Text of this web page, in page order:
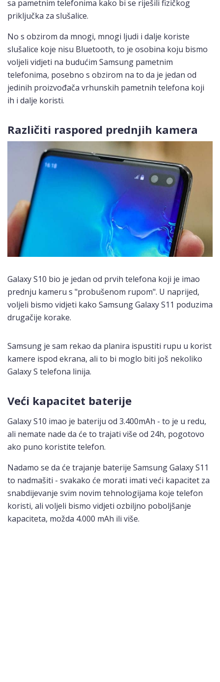
sa pametnim telefonima kako bi se riješili fizičkog
priključka za slušalice.
No s obzirom da mnogi, mnogi ljudi i dalje koriste
slušalice koje nisu Bluetooth, to je osobina koju bismo
voljeli vidjeti na budućim Samsung pametnim
telefonima, posebno s obzirom na to da je jedan od
jedinih proizvođača vrhunskih pametnih telefona koji
ih i dalje koristi.
Različiti raspored prednjih kamera
Galaxy S10 bio je jedan od prvih telefona koji je imao
prednju kameru s "probušenom rupom". U naprijed,
voljeli bismo vidjeti kako Samsung Galaxy S11 poduzima
drugačije korake.
Samsung je sam rekao da planira ispustiti rupu u korist
kamere ispod ekrana, ali to bi moglo biti još nekoliko
Galaxy S telefona linija.
Veći kapacitet baterije
Galaxy S10 imao je bateriju od 3.400mAh - to je u redu,
ali nemate nade da će to trajati više od 24h, pogotovo
ako puno koristite telefon.
Nadamo se da će trajanje baterije Samsung Galaxy S11
to nadmašiti - svakako će morati imati veći kapacitet za
snabdijevanje svim novim tehnologijama koje telefon
koristi, ali voljeli bismo vidjeti ozbiljno poboljšanje
kapaciteta, možda 4.000 mAh ili više.